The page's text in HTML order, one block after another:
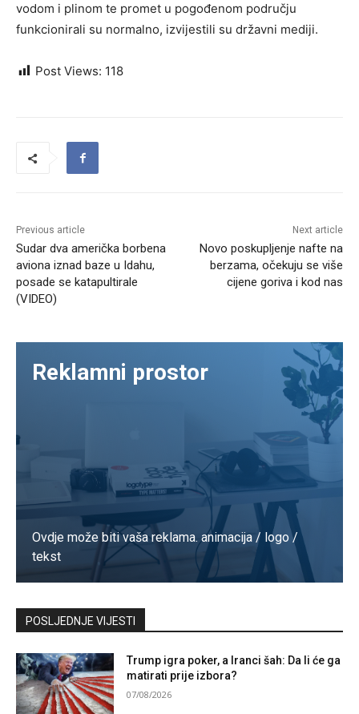
vodom i plinom te promet u pogođenom području
funkcionirali su normalno, izvijestili su državni mediji.
Post Views: 118
Previous article
Sudar dva američka borbena
aviona iznad baze u Idahu,
posade se katapultirale
(VIDEO)
Next article
Novo poskupljenje nafte na
berzama, očekuju se više
cijene goriva i kod nas
Reklamni prostor
Ovdje može biti vaša reklama. animacija / logo /
tekst
Kontaktirajte nas
POSLJEDNJE VIJESTI
Trump igra poker, a Iranci šah: Da li će ga
matirati prije izbora?
07/08/2026